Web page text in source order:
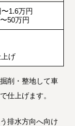
1.6万円
50万円
げ
削・整地して車
仕上げます。
排水方向へ向け